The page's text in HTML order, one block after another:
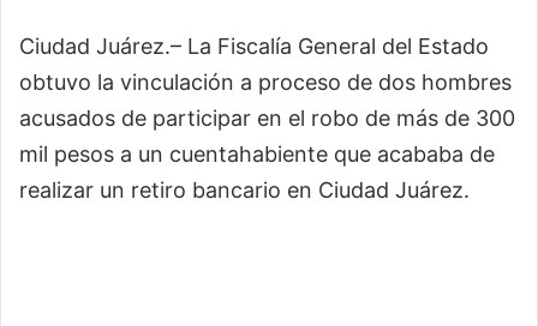
Ciudad Juárez.– La Fiscalía General del Estado
obtuvo la vinculación a proceso de dos hombres
acusados de participar en el robo de más de 300
mil pesos a un cuentahabiente que acababa de
realizar un retiro bancario en Ciudad Juárez.